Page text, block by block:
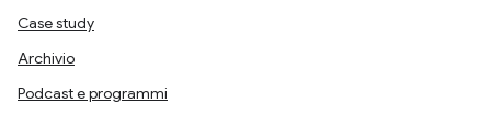
Case study
Archivio
Podcast e programmi